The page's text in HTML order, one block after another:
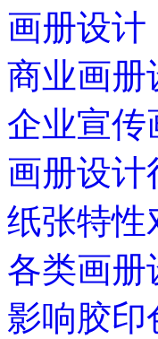
画册设计
商业画册
企业宣传
画册设
纸张特性
各类画册
影响胶印